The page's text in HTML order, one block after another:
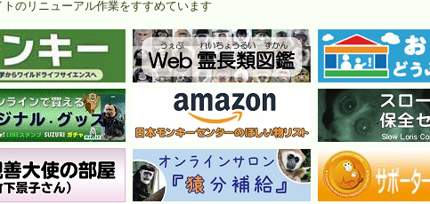
のリニューアル作業をすすめています